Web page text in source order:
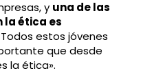
y una de las
la ética es
estos jóvenes
que desde
la ética».